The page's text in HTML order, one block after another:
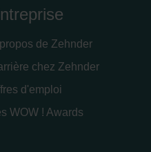
de Zehnder
chez Zehnder
d'emploi
WOW ! Awards